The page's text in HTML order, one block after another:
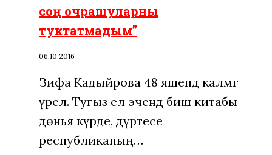
соң очрашуларны
туктатмадым”
06.10.2016
Зифа Кадыйрова 48 яшендә каләмгә
үрелә. Тугыз ел эчендә биш китабы
дөнья күрде, дүртесе
республиканың…